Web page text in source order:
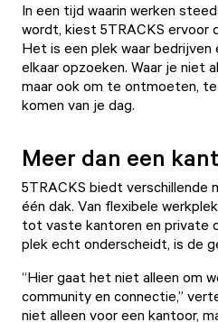
In een tijd waarin werken
wordt, kiest 5TRACKS ervoor
Het is een plek waar
elkaar opzoeken. Waar je niet
maar ook om te ontmoeten,
komen van je dag.
Meer dan een
5TRACKS biedt verschillende
één dak. Van flexibele
tot vaste kantoren en private
plek echt onderscheidt, is de
“Hier gaat het niet alleen om
community en connectie,”
niet alleen voor een kantoor,